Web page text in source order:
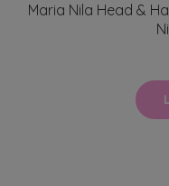
Maria Nila Head &